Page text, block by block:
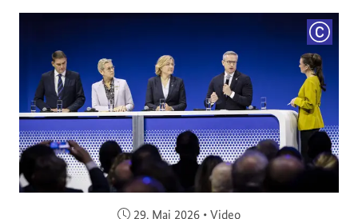
Veröffentlicht am:
29. Mai 2026 • Video